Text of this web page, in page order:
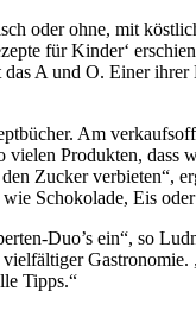
oder ohne, mit
für Kinder‘
A und O. Einer
Am
Produkten, dass
Zucker verbieten“,
Schokolade, Eis
Duo’s ein“, so
Tipps.“